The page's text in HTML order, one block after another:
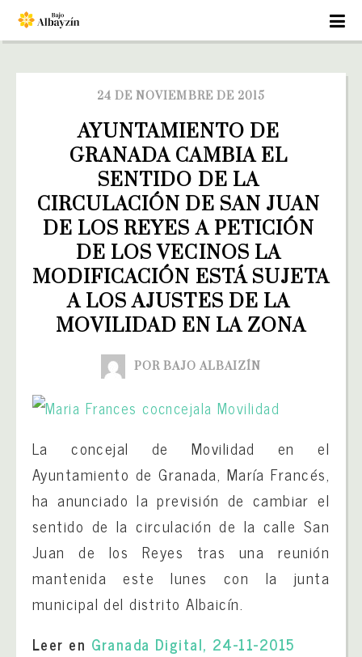
24 DE NOVIEMBRE DE 2015
AYUNTAMIENTO DE
GRANADA CAMBIA EL
SENTIDO DE LA
CIRCULACIÓN DE SAN JUAN
DE LOS REYES A PETICIÓN
DE LOS VECINOS LA
MODIFICACIÓN ESTÁ SUJETA
A LOS AJUSTES DE LA
MOVILIDAD EN LA ZONA
POR BAJO ALBAIZÍN
La concejal de Movilidad en el
Ayuntamiento de Granada, María Francés,
ha anunciado la previsión de cambiar el
sentido de la circulación de la calle San
Juan de los Reyes tras una reunión
mantenida este lunes con la junta
municipal del distrito Albaicín.
Leer en Granada Digital, 24-11-2015